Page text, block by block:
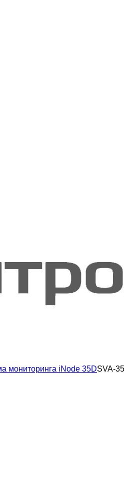
мониторинга iNode 35DSVA-